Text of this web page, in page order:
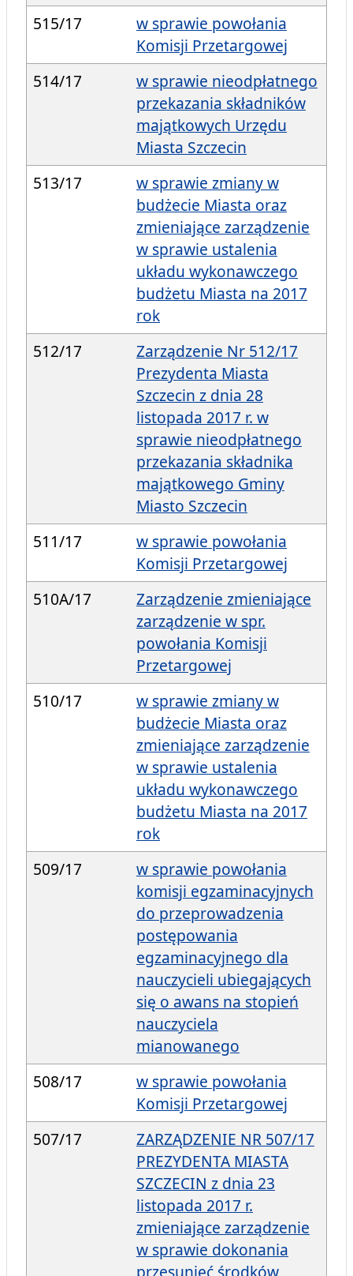
515/17
w sprawie powołania
Komisji Przetargowej
514/17
w sprawie nieodpłatnego
przekazania składników
majątkowych Urzędu
Miasta Szczecin
513/17
w sprawie zmiany w
budżecie Miasta oraz
zmieniające zarządzenie
w sprawie ustalenia
układu wykonawczego
budżetu Miasta na 2017
rok
512/17
Zarządzenie Nr 512/17
Prezydenta Miasta
Szczecin z dnia 28
listopada 2017 r. w
sprawie nieodpłatnego
przekazania składnika
majątkowego Gminy
Miasto Szczecin
511/17
w sprawie powołania
Komisji Przetargowej
510A/17
Zarządzenie zmieniające
zarządzenie w spr.
powołania Komisji
Przetargowej
510/17
w sprawie zmiany w
budżecie Miasta oraz
zmieniające zarządzenie
w sprawie ustalenia
układu wykonawczego
budżetu Miasta na 2017
rok
509/17
w sprawie powołania
komisji egzaminacyjnych
do przeprowadzenia
postępowania
egzaminacyjnego dla
nauczycieli ubiegających
się o awans na stopień
nauczyciela
mianowanego
508/17
w sprawie powołania
Komisji Przetargowej
507/17
ZARZĄDZENIE NR 507/17
PREZYDENTA MIASTA
SZCZECIN z dnia 23
listopada 2017 r.
zmieniające zarządzenie
w sprawie dokonania